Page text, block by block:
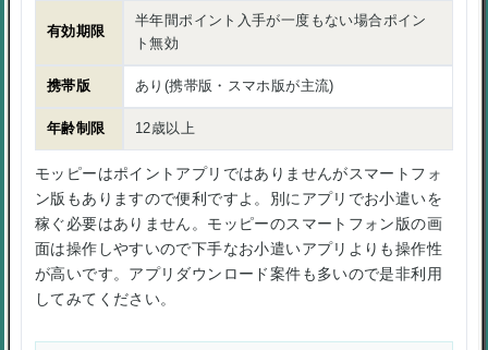
有効期限
半年間ポイント入手が一度もない場合ポイン
ト無効
携帯版 あり(携帯版・スマホ版が主流)
年齢制限 12歳以上
モッピーはポイントアプリではありませんがスマートフォ
ン版もありますので便利ですよ。別にアプリでお小遣いを
稼ぐ必要はありません。モッピーのスマートフォン版の画
面は操作しやすいので下手なお小遣いアプリよりも操作性
が高いです。アプリダウンロード案件も多いので是非利用
してみてください。